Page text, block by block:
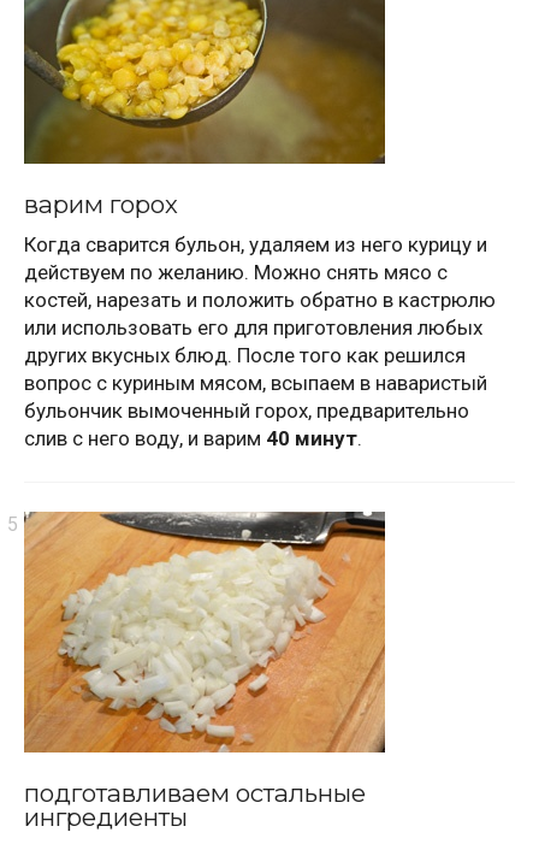
варим горох
Когда сварится бульон, удаляем из него курицу и
действуем по желанию. Можно снять мясо с
костей, нарезать и положить обратно в кастрюлю
или использовать его для приготовления любых
других вкусных блюд. После того как решился
вопрос с куриным мясом, всыпаем в наваристый
бульончик вымоченный горох, предварительно
слив с него воду, и варим 40 минут.
подготавливаем остальные
ингредиенты